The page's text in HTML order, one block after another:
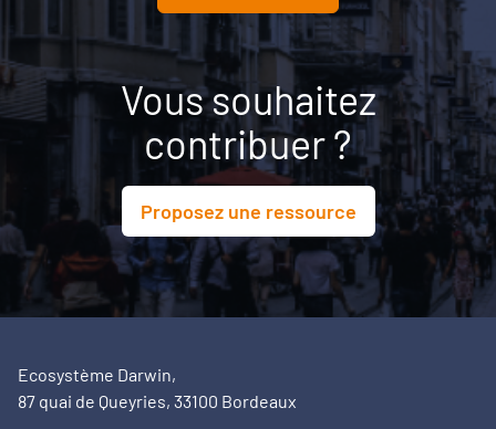
Vous souhaitez
contribuer ?
Proposez une ressource
Ecosystème Darwin,
87 quai de Queyries, 33100 Bordeaux